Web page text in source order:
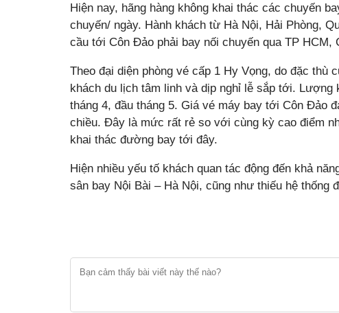
Hiện nay, hãng hàng không khai thác các chuyến
chuyến/ ngày. Hành khách từ Hà Nội, Hải Phòng,
cầu tới Côn Đảo phải bay nối chuyến qua TP HCM,
Theo đại diện phòng vé cấp 1 Hy Vọng, do đặc
khách du lịch tâm linh và dịp nghỉ lễ sắp tới.
tháng 4, đầu tháng 5. Giá vé máy bay tới Côn Đảo
chiều. Đây là mức rất rẻ so với cùng kỳ cao điểm
khai thác đường bay tới đây.
Hiện nhiều yếu tố khách quan tác động đến khả
sân bay Nội Bài – Hà Nội, cũng như thiếu hệ thống